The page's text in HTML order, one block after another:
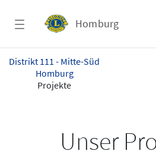
Homburg
Projekte - Homburg
Distrikt 111 - Mitte-Süd
Homburg
Projekte
Unser